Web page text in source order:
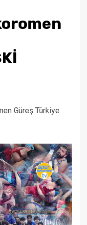
Güreş Türkiye